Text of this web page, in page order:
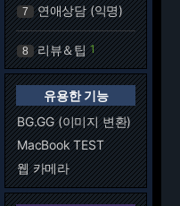
7 연애상담 (익명)
8 리뷰＆팁 1
유용한 기능
BG.GG (이미지 변환)
MacBook TEST
웹 카메라